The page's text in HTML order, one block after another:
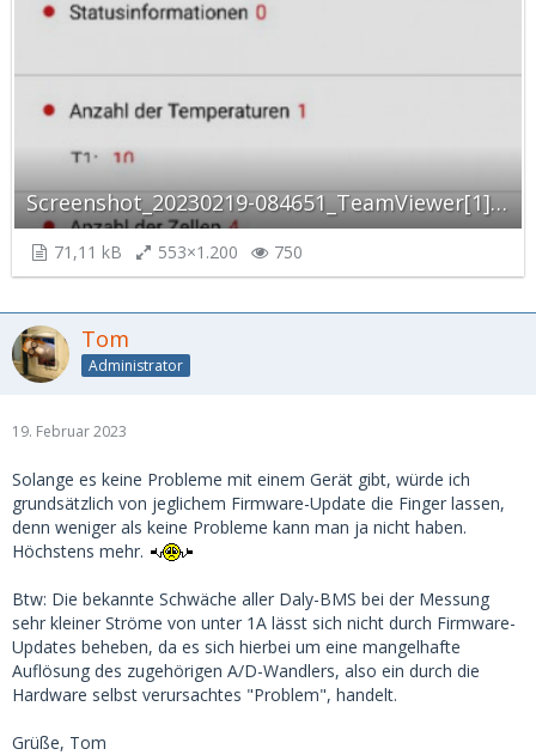
Screenshot_20230219-084651_TeamViewer[1]_autoscaled.jpg
71,11 kB 553×1.200 750
Tom
Administrator
19. Februar 2023
Solange es keine Probleme mit einem Gerät gibt, würde ich
grundsätzlich von jeglichem Firmware-Update die Finger lassen,
denn weniger als keine Probleme kann man ja nicht haben.
Höchstens mehr.
Btw: Die bekannte Schwäche aller Daly-BMS bei der Messung
sehr kleiner Ströme von unter 1A lässt sich nicht durch Firmware-
Updates beheben, da es sich hierbei um eine mangelhafte
Auflösung des zugehörigen A/D-Wandlers, also ein durch die
Hardware selbst verursachtes "Problem", handelt.
Grüße, Tom